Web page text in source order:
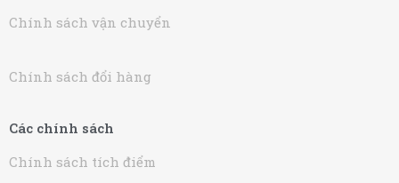
Chính sách vận chuyển
Chính sách đổi hàng
Các chính sách
Chính sách tích điểm